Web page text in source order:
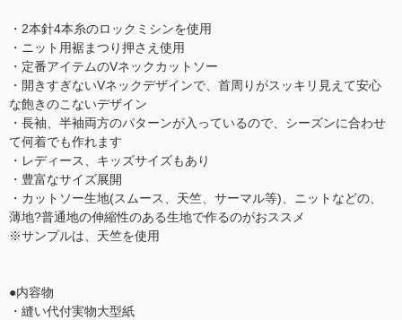
・2本針4本糸のロックミシンを使用
・ニット用裾まつり押さえ使用
・定番アイテムのVネックカットソー
・開きすぎないVネックデザインで、首周りがスッキリ見えて安心
な飽きのこないデザイン
・長袖、半袖両方のパターンが入っているので、シーズンに合わせ
て何着でも作れます
・レディース、キッズサイズもあり
・豊富なサイズ展開
・カットソー生地(スムース、天竺、サーマル等)、ニットなどの、
薄地?普通地の伸縮性のある生地で作るのがおススメ
※サンプルは、天竺を使用
●内容物
・縫い代付実物大型紙